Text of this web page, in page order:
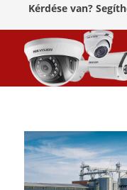
Kérdése van?